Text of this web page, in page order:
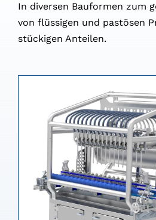
In diversen Bauformen zum
von flüssigen und pastösen
stückigen Anteilen.